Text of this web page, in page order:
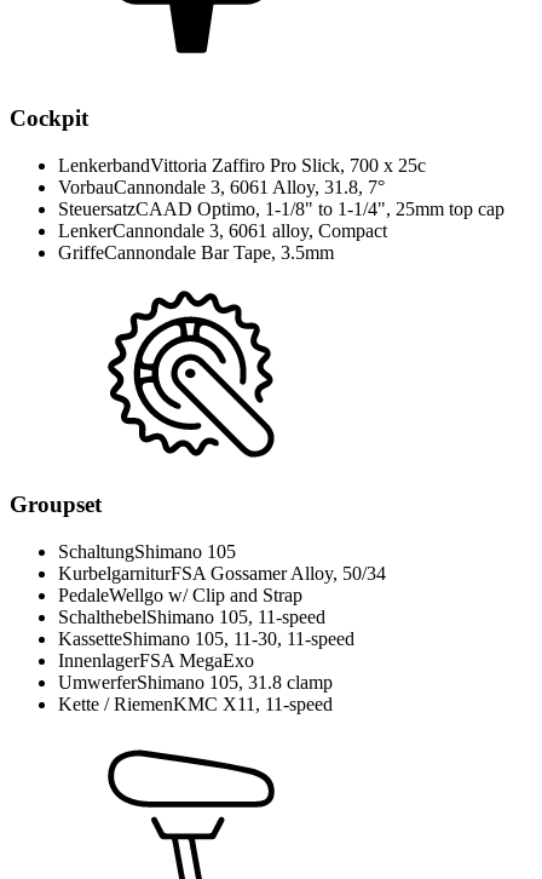
Cockpit
LenkerbandVittoria Zaffiro Pro Slick, 700 x 25c
VorbauCannondale 3, 6061 Alloy, 31.8, 7°
SteuersatzCAAD Optimo, 1-1/8" to 1-1/4", 25mm top cap
LenkerCannondale 3, 6061 alloy, Compact
GriffeCannondale Bar Tape, 3.5mm
Groupset
SchaltungShimano 105
KurbelgarniturFSA Gossamer Alloy, 50/34
PedaleWellgo w/ Clip and Strap
SchalthebelShimano 105, 11-speed
KassetteShimano 105, 11-30, 11-speed
InnenlagerFSA MegaExo
UmwerferShimano 105, 31.8 clamp
Kette / RiemenKMC X11, 11-speed